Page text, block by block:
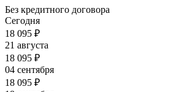
Без кредитного договора
Сегодня
18 095 ₽
21 августа
18 095 ₽
04 сентября
18 095 ₽